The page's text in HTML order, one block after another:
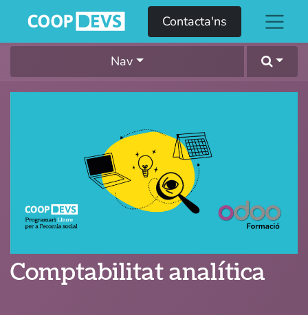
Contacta'ns
Nav
Comptabilitat analítica